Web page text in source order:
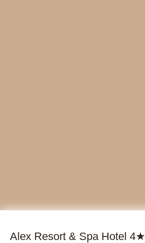
Alex Resort & Spa Hotel 4★